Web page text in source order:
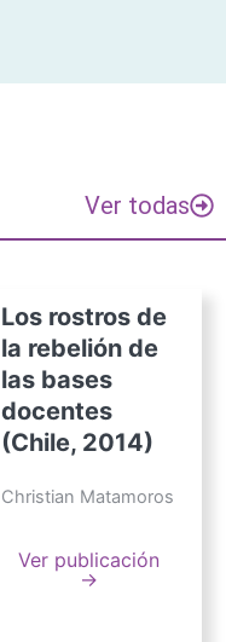
Ver todas
Los rostros de
la rebelión de
las bases
docentes
(Chile, 2014)
Christian Matamoros
Ver publicación
→